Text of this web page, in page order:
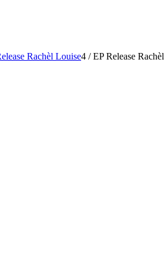
Rachèl Louise4 / EP Release